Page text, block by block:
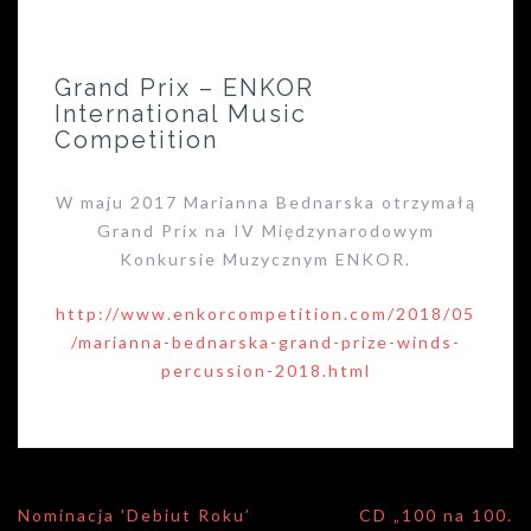
Grand Prix – ENKOR
International Music
Competition
W maju 2017 Marianna Bednarska otrzymałą
Grand Prix na IV Międzynarodowym
Konkursie Muzycznym ENKOR.
http://www.enkorcompetition.com/2018/05
/marianna-bednarska-grand-prize-winds-
percussion-2018.html
Nawigacja
Nominacja 'Debiut Roku’ CD „100 na 100.